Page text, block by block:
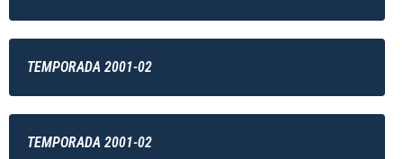
TEMPORADA 2001-02
TEMPORADA 2001-02